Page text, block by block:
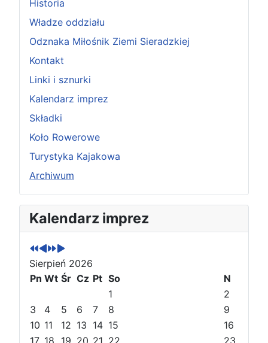
Historia
Władze oddziału
Odznaka Miłośnik Ziemi Sieradzkiej
Kontakt
Linki i sznurki
Kalendarz imprez
Składki
Koło Rowerowe
Turystyka Kajakowa
Archiwum
Kalendarz imprez
P
o
p
r
z
e
n
i
r
P
o
p
r
z
e
i
m
N
a
s
t
ę
p
y
r
o
N
a
s
t
ę
p
y
m
Sierpień 2026
Pn Wt Śr Cz Pt So
N
1
2
3
4 5 6 7 8
9
10 11 12 13 14 15
16